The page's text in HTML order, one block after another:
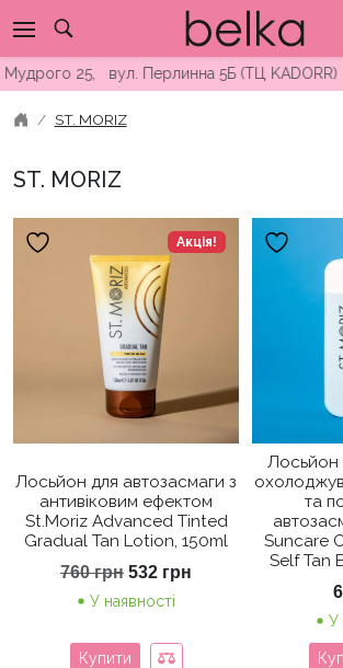
to
content
25, вул. Перлинна 5Б (ТЦ KADORR) ∘
ST. MORIZ
ST. MORIZ
Акція!
Лосьйон для автозасмаги з
антивіковим ефектом
St.Moriz Advanced Tinted
Gradual Tan Lotion, 150ml
760грн Оригінальна
760 грн.
532 грн
У наявності
Купити
Лосьйон
та
Suncare
Self Tan
У